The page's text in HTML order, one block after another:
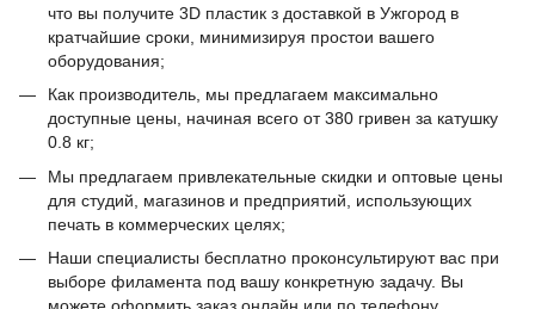
что вы получите 3D пластик з доставкой в Ужгород в
кратчайшие сроки, минимизируя простои вашего
оборудования;
Как производитель, мы предлагаем максимально
доступные цены, начиная всего от 380 гривен за катушку
0.8 кг;
Мы предлагаем привлекательные скидки и оптовые цены
для студий, магазинов и предприятий, использующих
печать в коммерческих целях;
Наши специалисты бесплатно проконсультируют вас при
выборе филамента под вашу конкретную задачу. Вы